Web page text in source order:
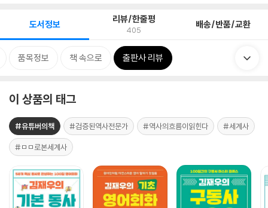
도서정보 리뷰/한줄평
405 배송/반품/교환
품목정보 책 속으로 출판사 리뷰
이 상품의 태그
#유튜버의책 #검증된역사전문가 #역사의흐름이읽힌다 #세계사
#ㅁㅁ로본세계사